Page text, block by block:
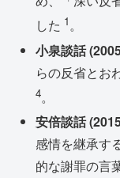
した 1。
小泉談話
らの反省とお
4。
安倍談話
感情を継承す
的な謝罪の言